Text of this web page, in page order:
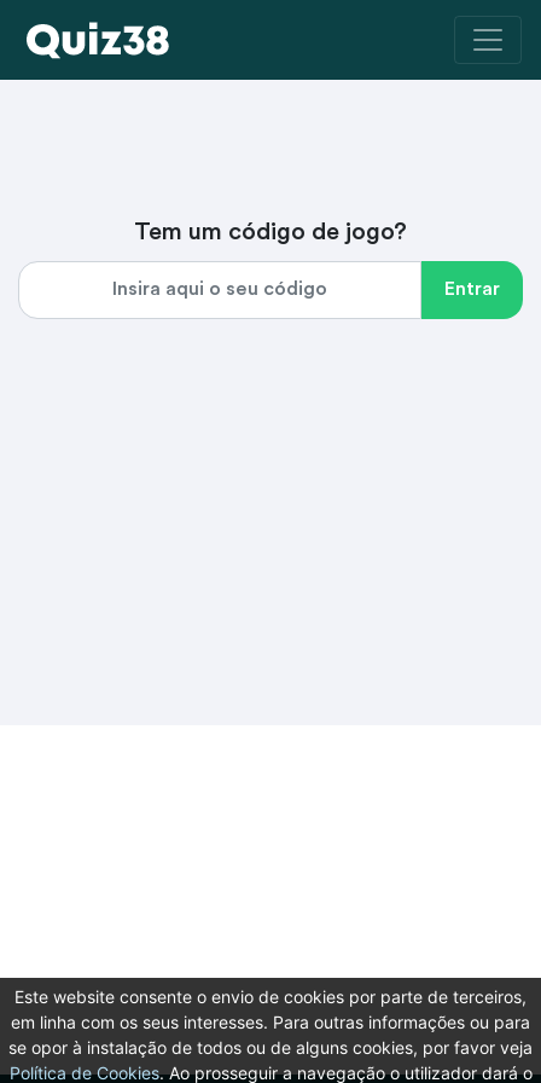
Tem um código de jogo?
Entrar
Este website consente o envio de cookies por parte de terceiros,
em linha com os seus interesses. Para outras informações ou para
se opor à instalação de todos ou de alguns cookies, por favor veja
Política de Cookies. Ao prosseguir a navegação o utilizador dará o